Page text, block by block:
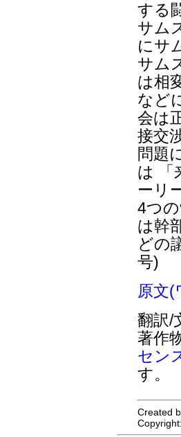
する
サム
にサ
サム
は相
など
会は
接交
問題
は 「
ーリ
4つ
は幹
どの
号)
原文
翻訳/
著作
セン
す。
Created
Copyright: